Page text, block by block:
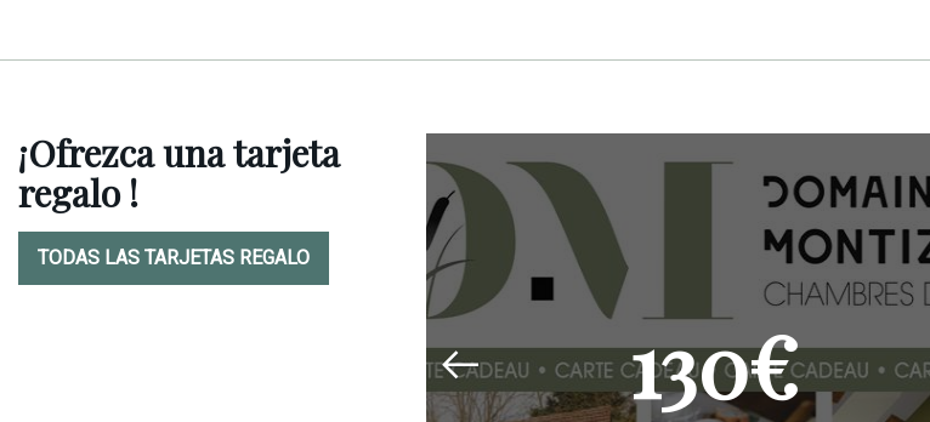
¡Ofrezca una tarjeta
regalo !
TODAS LAS TARJETAS REGALO
el Domaine de
130€